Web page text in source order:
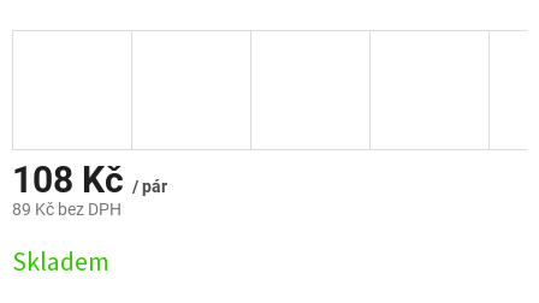
108 Kč / pár
89 Kč bez DPH
cena:
Skladem